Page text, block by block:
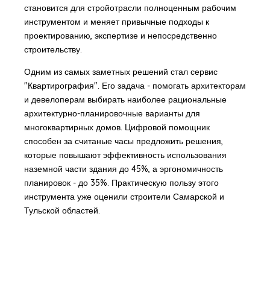
становится для стройотрасли полноценным рабочим
инструментом и меняет привычные подходы к
проектированию, экспертизе и непосредственно
строительству.
Одним из самых заметных решений стал сервис
"Квартирография". Его задача - помогать архитекторам
и девелоперам выбирать наиболее рациональные
архитектурно-планировочные варианты для
многоквартирных домов. Цифровой помощник
способен за считаные часы предложить решения,
которые повышают эффективность использования
наземной части здания до 45%, а эргономичность
планировок - до 35%. Практическую пользу этого
инструмента уже оценили строители Самарской и
Тульской областей.